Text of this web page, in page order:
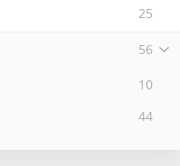
25
56
10
44